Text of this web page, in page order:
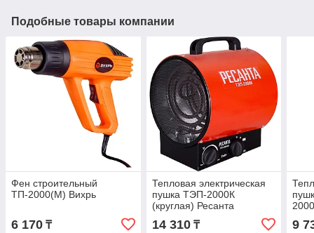
Подобные товары компании
Фен строительный
ТП-2000(М) Вихрь
6 170 ₸
Тепловая электрическая
пушка ТЭП-2000К
(круглая) Ресанта
14 310₸ 9